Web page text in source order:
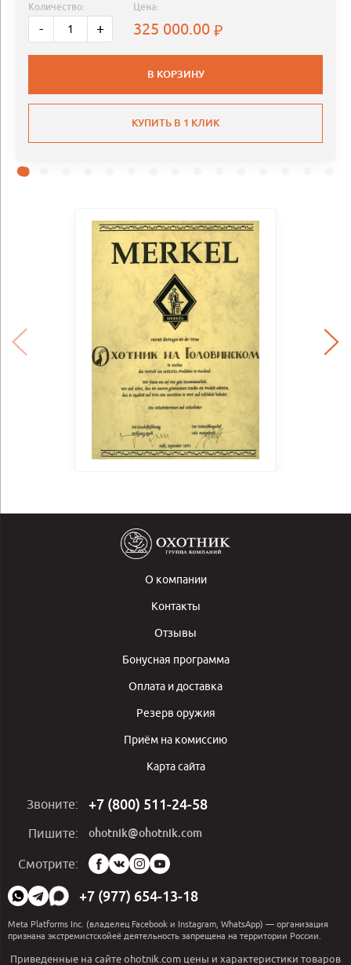
Количество:
- +
Цена:
325 000.00
В КОРЗИНУ
КУПИТЬ В 1 КЛИК
О компании
Контакты
Отзывы
Бонусная программа
Оплата и доставка
Резерв оружия
Приём на комиссию
Карта сайта
Звоните: +7 (800) 511-24-58
Пишите: ohotnik@ohotnik.com
Смотрите:
Мы
в
социальных
сетях:
+7 (977) 654-13-18
Meta Platforms Inc. (владелец Facebook и Instagram, WhatsApp) — организация
признана экстремистскойеё деятельность запрещена на территории России.
Приведенные на сайте ohotnik.com цены и характеристики товаров